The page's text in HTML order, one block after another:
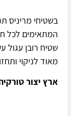
בשטיחי מריניס
המתאימים לכל
מאוד לניקוי
ארץ יצור